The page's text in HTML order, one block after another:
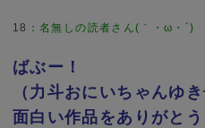
18 ：名無しの読者さん(｀・ω・´)
ばぶー！
（力斗おにいちゃんゆ
面白い作品をありがとう